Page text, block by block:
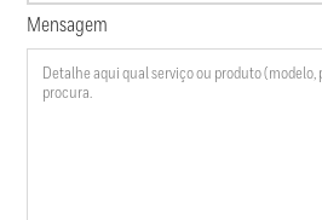
Mensagem